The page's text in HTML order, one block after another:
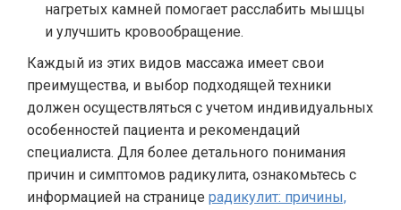
нагретых камней помогает расслабить мышцы
и улучшить кровообращение.
Каждый из этих видов массажа имеет свои
преимущества, и выбор подходящей техники
должен осуществляться с учетом индивидуальных
особенностей пациента и рекомендаций
специалиста. Для более детального понимания
причин и симптомов радикулита, ознакомьтесь с
информацией на странице радикулит: причины,